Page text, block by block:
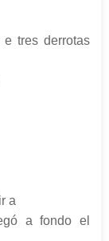
tres derrotas
a
a fondo el